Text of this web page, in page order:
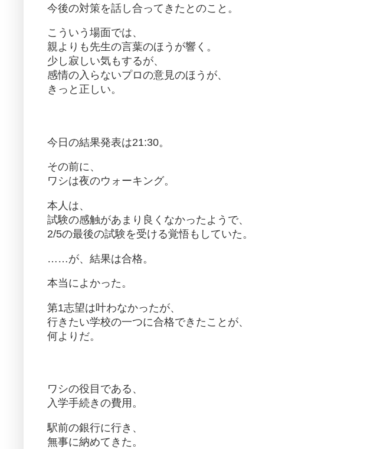
今後の対策を話し合ってきたとのこと。
こういう場面では、
親よりも先生の言葉のほうが響く。
少し寂しい気もするが、
感情の入らないプロの意見のほうが、
きっと正しい。
今日の結果発表は21:30。
その前に、
ワシは夜のウォーキング。
本人は、
試験の感触があまり良くなかったようで、
2/5の最後の試験を受ける覚悟もしていた。
……が、結果は合格。
本当によかった。
第1志望は叶わなかったが、
行きたい学校の一つに合格できたことが、
何よりだ。
ワシの役目である、
入学手続きの費用。
駅前の銀行に行き、
無事に納めてきた。